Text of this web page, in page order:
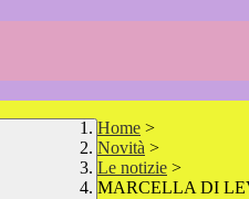
Home >
Novità >
Le notizie >
MARCELLA DI